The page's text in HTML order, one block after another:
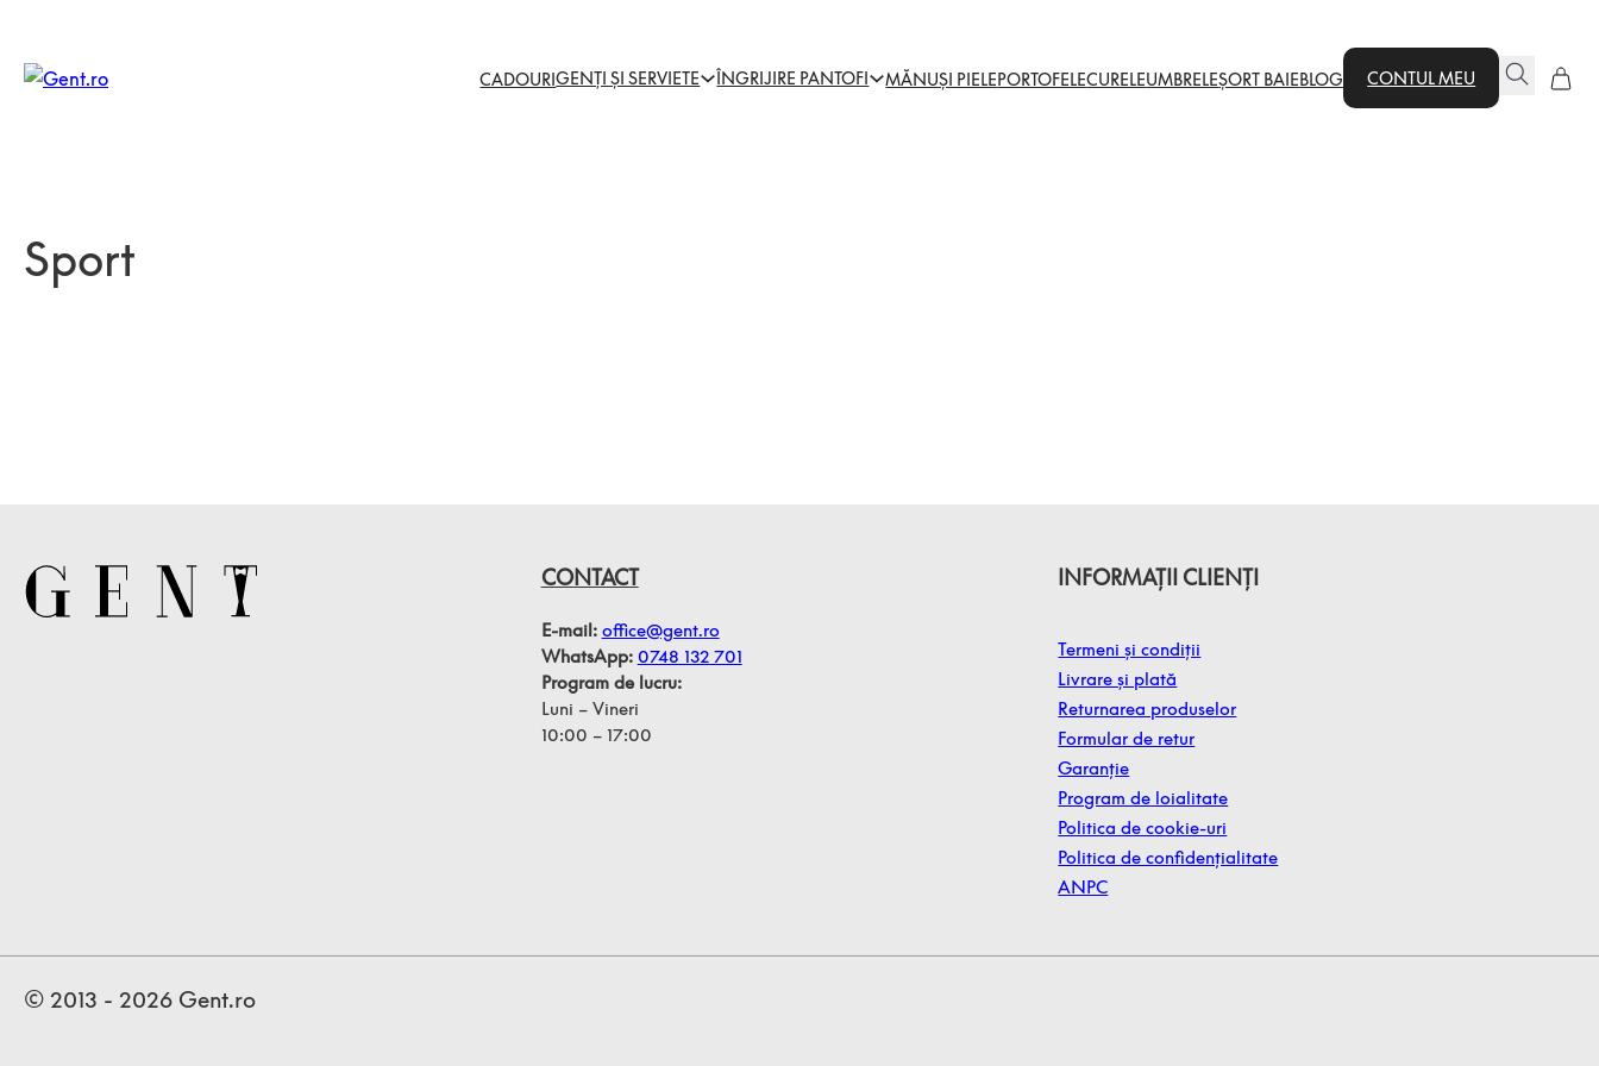
CADOURIGENȚI ȘI SERVIETE ÎNGRIJIRE PANTOFI MĂNUȘI PIELEPORTOFELECURELEUMBRELEȘORT BAIEBLOG CONTUL MEU
Sport
CONTACT
E-mail: office@gent.ro
WhatsApp: 0748 132 701
Program de lucru:
Luni – Vineri
10:00 – 17:00
INFORMAȚII CLIENȚI
Termeni și condiții
Livrare și plată
Returnarea produselor
Formular de retur
Garanție
Program de loialitate
Politica de cookie-uri
Politica de confidențialitate
ANPC
© 2013 - 2026 Gent.ro